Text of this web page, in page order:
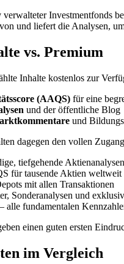
Investmentfonds
und liefert die Analysen,
vs. Premium
Inhalte kostenlos zur
(AAQS) für eine
und der öffentliche Blog
und
dagegen den vollen
tiefgehende
für tausende Aktien weltweit
mit allen Transaktionen
Sonderanalysen und
fundamentalen
einen guten ersten
im Vergleich